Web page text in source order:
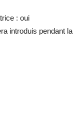
: oui
introduis pendant la